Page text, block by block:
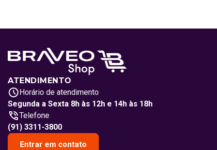
ATENDIMENTO
Horário de atendimento
Segunda a Sexta 8h às 12h e 14h às 18h
Telefone
(91) 3311-3800
Entrar em contato